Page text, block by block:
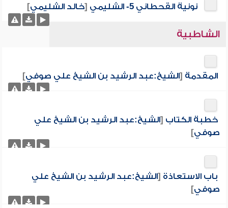
نونية القحطاني 5- الشليمي [خالد الشليمي]
الشاطبية
المقدمة [الشيخ:عبد الرشيد بن الشيخ علي صوفي]
خطبة الكتاب [الشيخ:عبد الرشيد بن الشيخ علي
صوفي]
باب الاستعاذة [الشيخ:عبد الرشيد بن الشيخ علي
صوفي]